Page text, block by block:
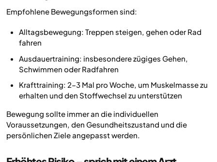
Empfohlene Bewegungsformen sind:
Alltagsbewegung: Treppen steigen, gehen oder Rad
fahren
Ausdauertraining: insbesondere zügiges Gehen,
Schwimmen oder Radfahren
Krafttraining: 2–3 Mal pro Woche, um Muskelmasse zu
erhalten und den Stoffwechsel zu unterstützen
Bewegung sollte immer an die individuellen
Voraussetzungen, den Gesundheitszustand und die
persönlichen Ziele angepasst werden.